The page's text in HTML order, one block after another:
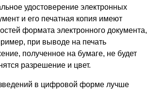
удостоверение электронных
и его печатная копия имеют
формата электронного документа,
при выводе на печать
полученное на бумаге, не будет
разрешение и цвет.
в цифровой форме лучше